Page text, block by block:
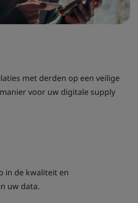
met derden op een veilige
voor uw digitale supply
in de kwaliteit en
uw data.